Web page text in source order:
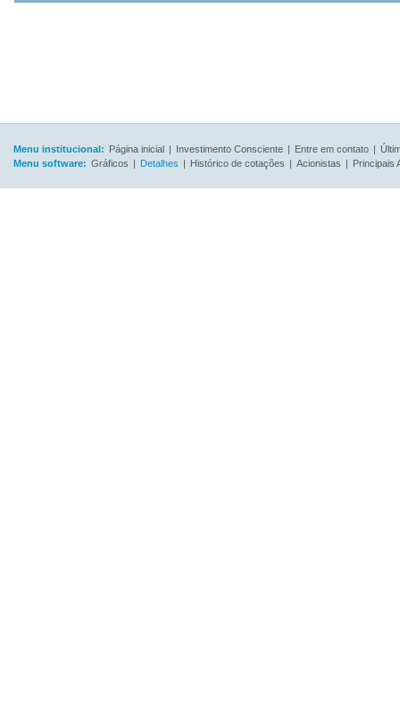
Menu institucional: Página inicial | Investimento Consciente | Entre em contato |
Menu software: Gráficos | Detalhes | Histórico de cotações | Acionistas | Principais